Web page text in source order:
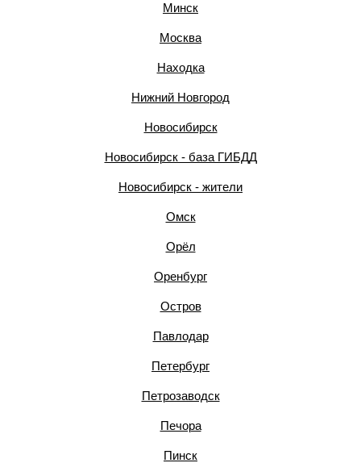
Минск
Москва
Находка
Нижний Новгород
Новосибирск
Новосибирск - база ГИБДД
Новосибирск - жители
Омск
Орёл
Оренбург
Остров
Павлодар
Петербург
Петрозаводск
Печора
Пинск